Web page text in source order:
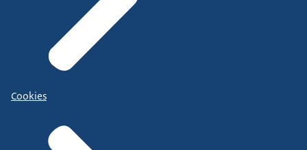
Cookies